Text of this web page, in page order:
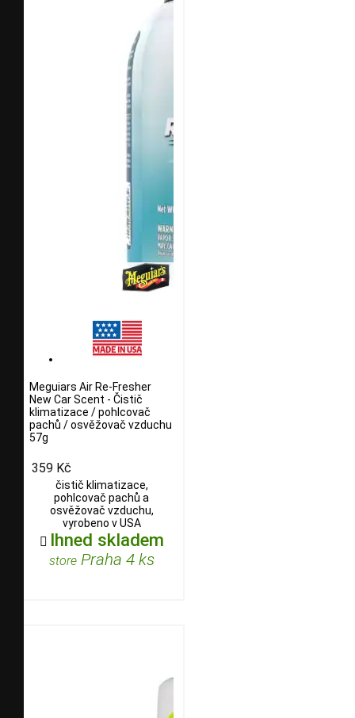
Meguiars Air Re-Fresher
New Car Scent - Čistič
klimatizace / pohlcovač
pachů / osvěžovač vzduchu
57g
359 Kč
čistič klimatizace,
pohlcovač pachů a
osvěžovač vzduchu,
vyrobeno v USA
 Ihned skladem
storePraha 4 ks